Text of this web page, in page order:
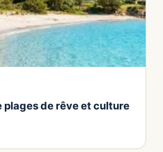
plages de rêve et culture